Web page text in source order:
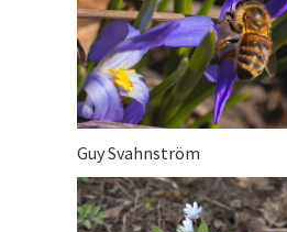
Guy Svahnström